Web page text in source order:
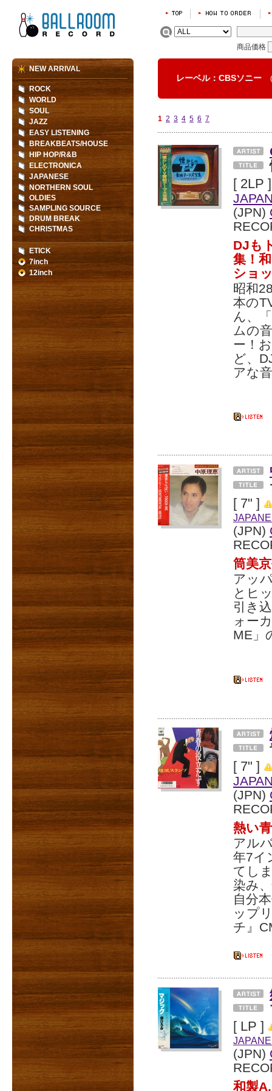
商品価格
レーベル：CBSソニー
1 2 3 4 5 6 7
[ 2LP ]
(JPN)
DJも
集！
ショ
昭和
本の
ん、
ムの
ー！
ど、
アな
[ 7" ]
(JPN)
筒美
アッ
とヒ
引き
ォー
ME」
[ 7" ]
(JPN)
熱い
アル
年7イ
てし
染み
自分
ップ
チ』
[ LP ]
(JPN)
和製
NEW ARRIVAL
ROCK
WORLD
SOUL
JAZZ
EASY LISTENING
BREAKBEATS/HOUSE
HIP HOP/R&B
ELECTRONICA
JAPANESE
NORTHERN SOUL
OLDIES
SAMPLING SOURCE
DRUM BREAK
CHRISTMAS
ETICK
7inch
12inch